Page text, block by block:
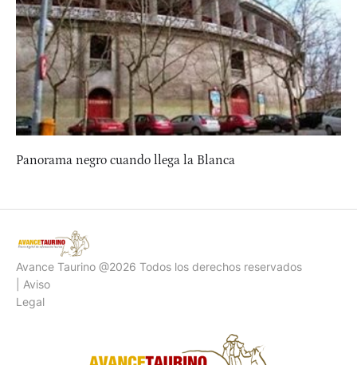
Panorama negro cuando llega la Blanca
Avance Taurino @2026 Todos los derechos reservados
| Aviso
Legal